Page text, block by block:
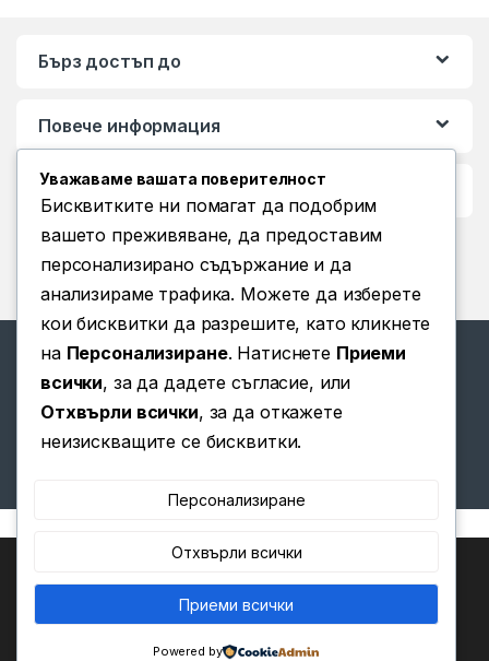
Бърз достъп до
Повече информация
Условия за ползване
Имате въпроси? Позвънете
ни!
Уважаваме вашата поверителност
Бисквитките ни помагат да подобрим
вашето преживяване, да предоставим
персонализирано съдържание и да
анализираме трафика. Можете да изберете
кои бисквитки да разрешите, като кликнете
на Персонализиране. Натиснете Приеми
всички, за да дадете съгласие, или
Отхвърли всички, за да откажете
неизискващите се бисквитки.
Персонализиране
Отхвърли всички
Приеми всички
Powered by
Ние използваме бисквитки, за да ви предоставим най-
доброто изживяване на нашия уебсайт.
Можете да научите повече за това кои бисквитки
използваме или да ги изключите вНастройки.